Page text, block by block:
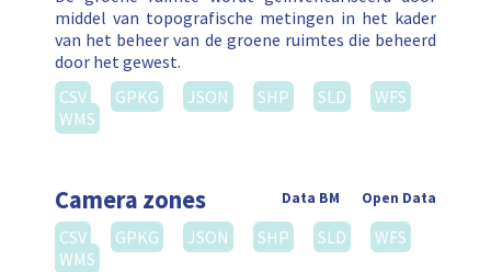
middel van topografische metingen in het kader
van het beheer van de groene ruimtes die beheerd
door het gewest.
CSV
GPKG JSON SHP SLD
WFS
WMS
Camera zones Open Data
Data BM
CSV GPKG JSON SHP SLD
WFS
WMS